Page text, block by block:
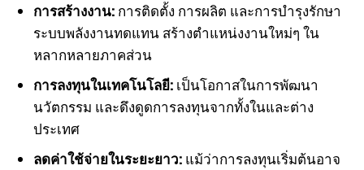
การสร้างงาน: การติดตั้ง การผลิต และการบำรุงรักษา
ระบบพลังงานทดแทน สร้างตำแหน่งงานใหม่ๆ ใน
หลากหลายภาคส่วน
การลงทุนในเทคโนโลยี: เป็นโอกาสในการพัฒนา
นวัตกรรม และดึงดูดการลงทุนจากทั้งในและต่าง
ประเทศ
ลดค่าใช้จ่ายในระยะยาว: แม้ว่าการลงทุนเริ่มต้นอาจ